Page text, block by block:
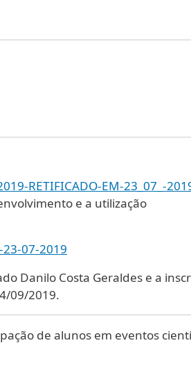
RETIFICADO-EM-23_07_-
e a utilização
23-07-2019
Danilo Costa Geraldes e a
09/2019.
de alunos em eventos